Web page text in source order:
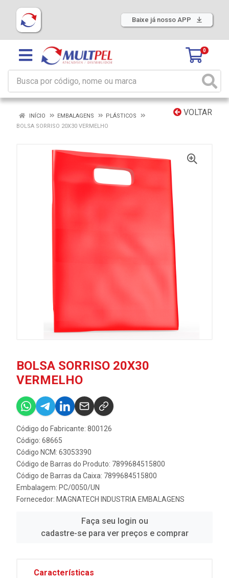
Baixe já nosso APP
0
VOLTAR
INÍCIO EMBALAGENS
PLÁSTICOS
BOLSA SORRISO 20X30 VERMELHO
BOLSA SORRISO 20X30
VERMELHO
Código do Fabricante: 800126
Código: 68665
Código NCM: 63053390
Código de Barras do Produto: 7899684515800
Código de Barras da Caixa: 7899684515800
Embalagem: PC/0050/UN
Fornecedor: MAGNATECH INDUSTRIA EMBALAGENS
Faça seu login ou
cadastre-se para ver preços e comprar
Características